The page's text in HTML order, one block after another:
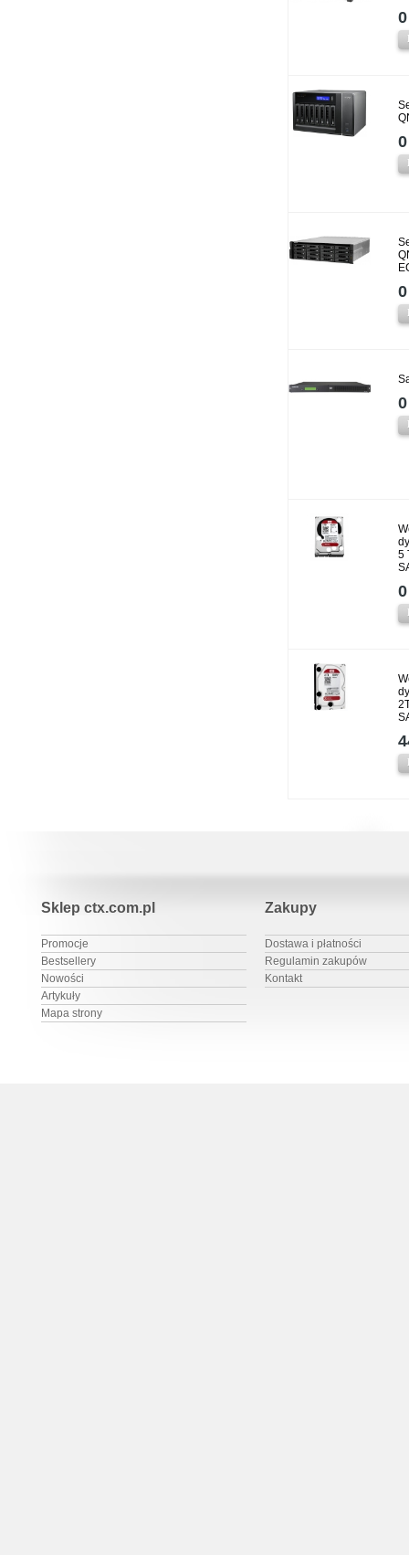
0
0
0
0
5
0
Sklep ctx.com.pl
Promocje
Bestsellery
Nowości
Artykuły
Mapa strony
Zakupy
Dostawa i płatności
Regulamin zakupów
Kontakt